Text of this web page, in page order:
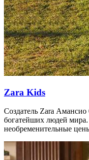
Zara Kids
Создатель Zara
богатейших людей
необременительные